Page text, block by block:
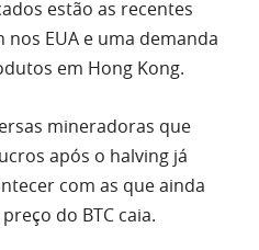
estão as recentes
nos EUA e uma demanda
em Hong Kong.
mineradoras que
após o halving já
com as que ainda
do BTC caia.